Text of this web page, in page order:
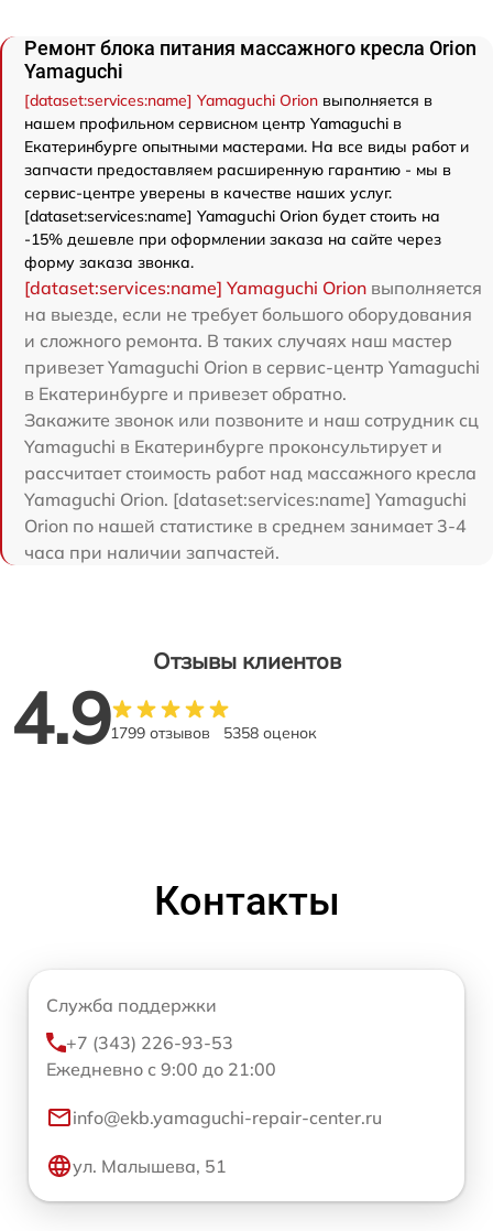
Ремонт блока питания массажного кресла Orion
Yamaguchi
[dataset:services:name] Yamaguchi Orion выполняется в
нашем профильном сервисном центр Yamaguchi в
Екатеринбурге опытными мастерами. На все виды работ и
запчасти предоставляем расширенную гарантию - мы в
сервис-центре уверены в качестве наших услуг.
[dataset:services:name] Yamaguchi Orion будет стоить на
-15% дешевле при оформлении заказа на сайте через
форму заказа звонка.
[dataset:services:name] Yamaguchi Orion выполняется
на выезде, если не требует большого оборудования
и сложного ремонта. В таких случаях наш мастер
привезет Yamaguchi Orion в сервис-центр Yamaguchi
в Екатеринбурге и привезет обратно.
Закажите звонок или позвоните и наш сотрудник сц
Yamaguchi в Екатеринбурге проконсультирует и
рассчитает стоимость работ над массажного кресла
Yamaguchi Orion. [dataset:services:name] Yamaguchi
Orion по нашей статистике в среднем занимает 3-4
часа при наличии запчастей.
Отзывы клиентов
4.91799 отзывов 5358 оценок
Контакты
Служба поддержки
+7 (343) 226-93-53
Ежедневно с 9:00 до 21:00
info@ekb.yamaguchi-repair-center.ru
ул. Малышева, 51